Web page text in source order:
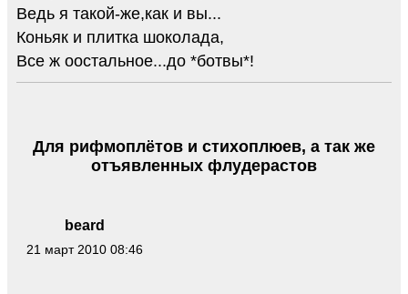
Ведь я такой-же,как и вы...
Коньяк и плитка шоколада,
Все ж оостальное...до *ботвы*!
beard
21 март 2010 08:46
Для рифмоплётов и стихоплюев, а так же
отъявленных флудерастов